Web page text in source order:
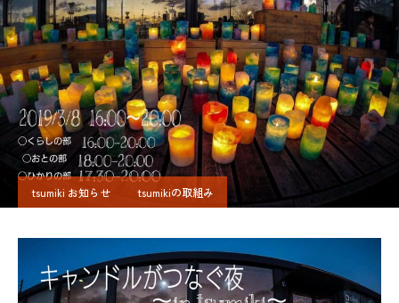
tsumiki お知らせ tsumikiの取組み